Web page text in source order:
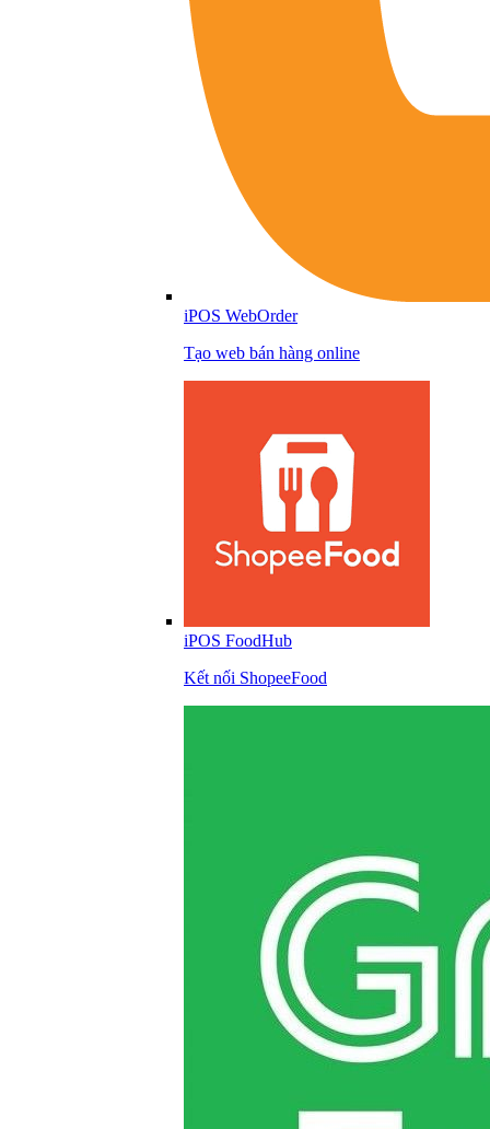
iPOS WebOrder
Tạo web bán hàng online
iPOS FoodHub
Kết nối ShopeeFood